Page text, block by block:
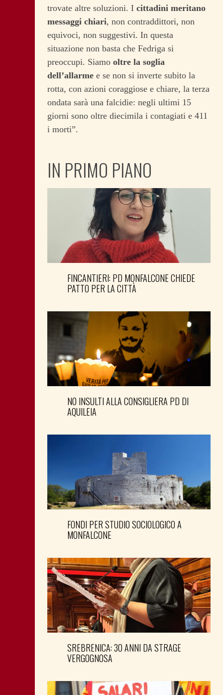
trovate altre soluzioni. I cittadini meritano
messaggi chiari, non contraddittori, non
equivoci, non suggestivi. In questa
situazione non basta che Fedriga si
preoccupi. Siamo oltre la soglia
dell’allarme e se non si inverte subito la
rotta, con azioni coraggiose e chiare, la terza
ondata sarà una falcidie: negli ultimi 15
giorni sono oltre diecimila i contagiati e 411
i morti”.
IN PRIMO PIANO
FINCANTIERI: PD MONFALCONE CHIEDE
PATTO PER LA CITTÀ
NO INSULTI ALLA CONSIGLIERA PD DI
AQUILEIA
FONDI PER STUDIO SOCIOLOGICO A
MONFALCONE
SREBRENICA: 30 ANNI DA STRAGE
VERGOGNOSA